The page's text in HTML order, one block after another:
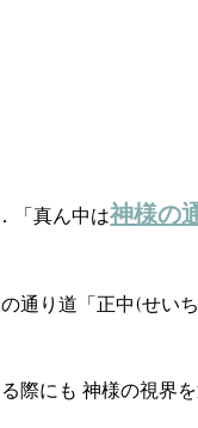
「真ん中は神様の
通り道「正中(せい
際にも 神様の視界